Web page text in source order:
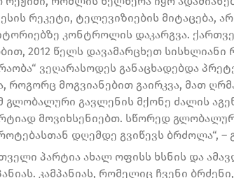
რეკეტი, ტელევიზიების მიტაცება,
კონტროლის დაკარგვა.
2012 წელს დავამარცხეთ
ვეღარასოდეს განაცხადებდა
როგორც მოგვიანებით გაირკვა, მათ
გლობალური გავლენის მქონე ძალის
მოვიხსენიებთ. სწორედ
დღემდე გვიწევს ბრძოლა“, –
პარტია ახალ ოფისს ხსნის და
კამპანიას, რომელიც ჩვენი